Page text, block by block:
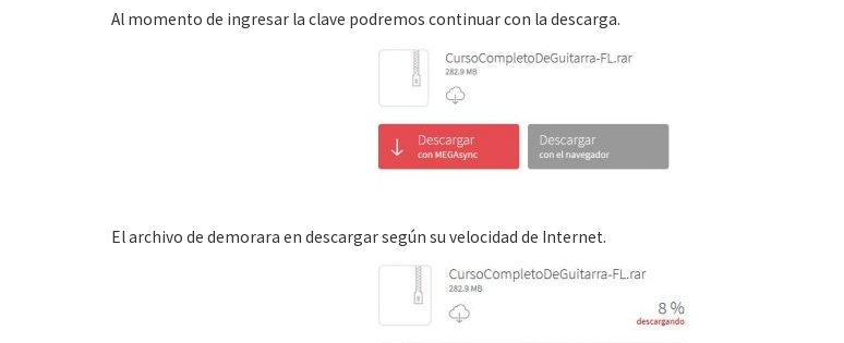
Al momento de ingresar la clave podremos continuar con la descarga.
El archivo de demorara en descargar según su velocidad de Internet.